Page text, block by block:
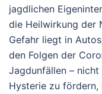
jagdlichen
die Heilwirkung der
Gefahr liegt in
den Folgen der
Jagdunfällen –
Hysterie zu